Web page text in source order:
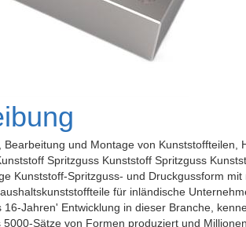
und Montage von
Spritzguss Kunststoff Spritzguss
Kunststoff-Spritzguss- und Druckgussform
für inländische
Jahren' Entwicklung in dieser Branche,
Sätze von Formen produziert und